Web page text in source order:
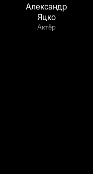
Александр
Яцко
Актёр